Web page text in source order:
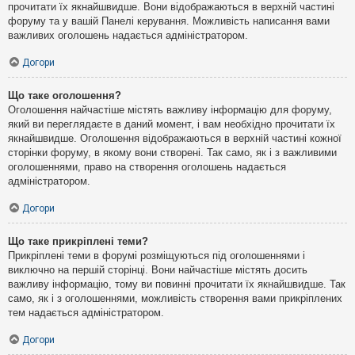
прочитати їх якнайшвидше. Вони відображаються в верхній частині
форуму та у вашій Панелі керування. Можливість написання вами
важливих оголошень надається адміністратором.
Догори
Що таке оголошення?
Оголошення найчастіше містять важливу інформацію для форуму,
який ви переглядаєте в даний момент, і вам необхідно прочитати їх
якнайшвидше. Оголошення відображаються в верхній частині кожної
сторінки форуму, в якому вони створені. Так само, як і з важливими
оголошеннями, право на створення оголошень надається
адміністратором.
Догори
Що таке прикріплені теми?
Прикріплені теми в форумі розміщуються під оголошеннями і
виключно на першій сторінці. Вони найчастіше містять досить
важливу інформацію, тому ви повинні прочитати їх якнайшвидше. Так
само, як і з оголошеннями, можливість створення вами прикріплених
тем надається адміністратором.
Догори